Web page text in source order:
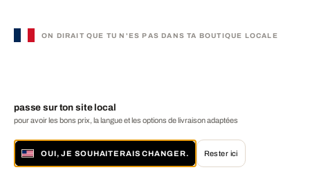
MICHAEL WISSING
ON DIRAIT QUE TU N'ES PAS DANS TA BOUTIQUE LOCALE
passe sur ton site local
pour avoir les bons prix, la langue et les options de livraison adaptées
OUI, JE SOUHAITERAIS CHANGER. Rester ici